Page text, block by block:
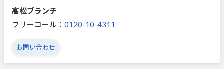
高松ブランチ
フリーコール： 0120-10-4311
お問い合わせ